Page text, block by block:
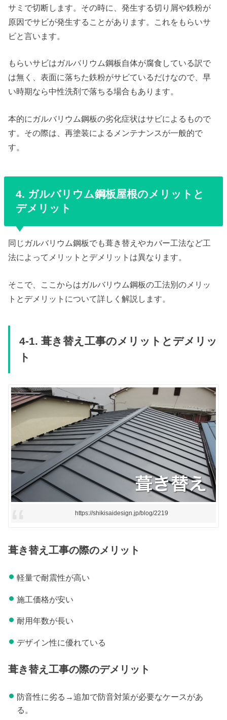
サミで切断します。その時に、発生する切り屑や鉄粉が
原因でサビが発生することがあります。これをもらいサ
ビと言います。
もらいサビはガルバリウム鋼板自体が腐食している訳で
は無く、表面に落ちた鉄粉がサビているだけなので、早
い時期なら中性洗剤で落ちる場合もあります。
本的にガルバリウム鋼板の劣化症状はサビによるもので
す。その際は、再塗装によるメンテナンスが一般的で
す。
4. ガルバリウム鋼板屋根のメリットと
デメリット
同じガルバリウム鋼板でも葺き替えやカバー工法など工
法によってメリットとデメリットは異なります。
そこで、ここからはガルバリウム鋼板の工法別のメリッ
トとデメリットについて詳しく解説します。
4-1. 葺き替え工事のメリットとデメリッ
ト
https://shikisaidesign.jp/blog/2219
葺き替え工事の際のメリット
軽量で耐震性が高い
施工価格が安い
耐用年数が長い
デザイン性に優れている
葺き替え工事の際のデメリット
防音性に劣る→追加で防音対策が必要なケースがあ
る。